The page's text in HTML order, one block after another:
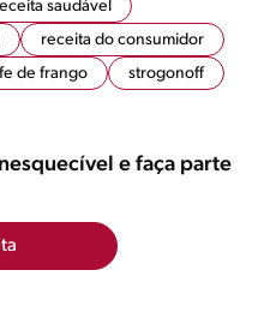
saudável
receita do consumidor
de frango
strogonoff
e faça parte